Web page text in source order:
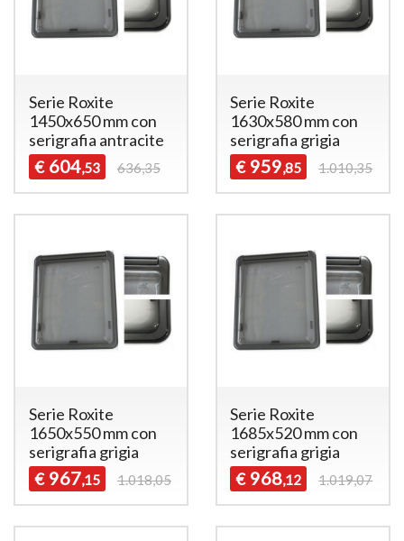
Serie Roxite
1450x650 mm con
serigrafia antracite
€ 604,53 636,35
Serie Roxite
1630x580 mm con
serigrafia grigia
€ 959,85 1.010,35
Serie Roxite
1650x550 mm con
serigrafia grigia
€ 967,15 1.018,05
Serie Roxite
1685x520 mm con
serigrafia grigia
€ 968,12 1.019,07